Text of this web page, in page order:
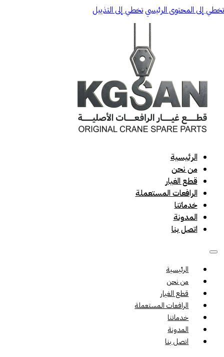
تخطي إلى المحتوى الرئيسيتخطي إلى التذييل
الرئيسية
من نحن
قطع الغيار
الرافعات المستعملة
خدماتنا
المدونة
اتصل بنا
الرئيسية
من نحن
قطع الغيار
الرافعات المستعملة
خدماتنا
المدونة
اتصل بنا